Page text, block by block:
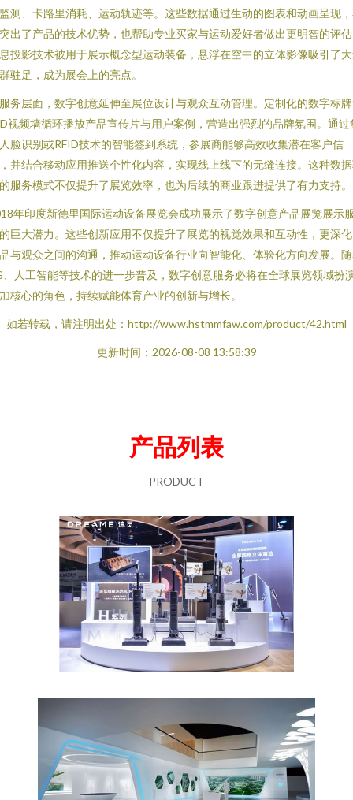
测、卡路里消耗、运动轨迹等。这些数据通过生动的图表和动画呈现
出了产品的技术优势，也帮助专业买家与运动爱好者做出更明智的评
投影技术被用于展示概念型运动装备，悬浮在空中的立体影像吸引了
驻足，成为展会上的亮点。
务层面，数字创意延伸至展位设计与观众互动管理。定制化的数字标
视频墙循环播放产品宣传片与用户案例，营造出强烈的品牌氛围。通过
脸识别或RFID技术的智能签到系统，参展商能够高效收集潜在客户信
并结合移动应用推送个性化内容，实现线上线下的无缝连接。这种数
服务模式不仅提升了展览效率，也为后续的商业跟进提供了有力支持。
年印度新德里国际运动设备展览会成功展示了数字创意产品展览展示
巨大潜力。这些创新应用不仅提升了展览的视觉效果和互动性，更深
与观众之间的沟通，推动运动设备行业向智能化、体验化方向发展。
、人工智能等技术的进一步普及，数字创意服务必将在全球展览领域扮
核心的角色，持续赋能体育产业的创新与增长。
如若转载，请注明出处：http://www.hstmmfaw.com/product/42.html
更新时间：2026-08-08 13:58:39
产品列表
PRODUCT